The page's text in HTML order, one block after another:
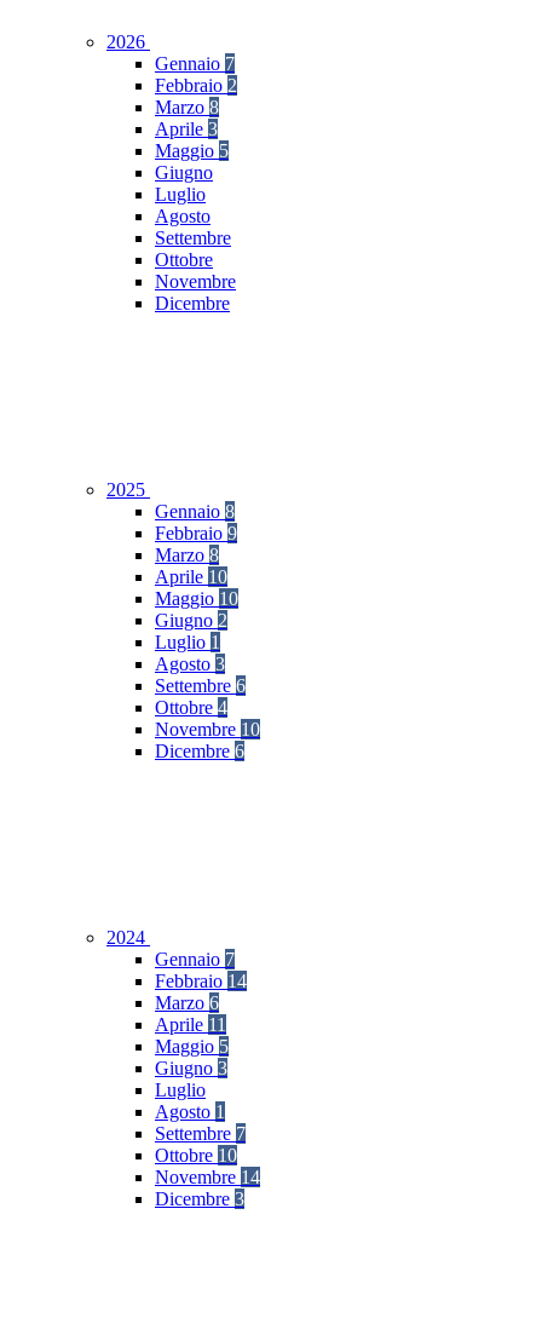
2026
Gennaio 7
Febbraio 2
Marzo 8
Aprile 3
Maggio 5
Giugno
Luglio
Agosto
Settembre
Ottobre
Novembre
Dicembre
2025
Gennaio 8
Febbraio 9
Marzo 8
Aprile 10
Maggio 10
Giugno 2
Luglio 1
Agosto 3
Settembre 6
Ottobre 4
Novembre 10
Dicembre 6
2024
Gennaio 7
Febbraio 14
Marzo 6
Aprile 11
Maggio 5
Giugno 3
Luglio
Agosto 1
Settembre 7
Ottobre 10
Novembre 14
Dicembre 3